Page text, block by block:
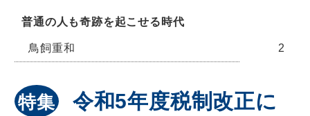
普通の人も奇跡を起こせる時代
鳥飼重和 2
特集
令和5年度税制改正に